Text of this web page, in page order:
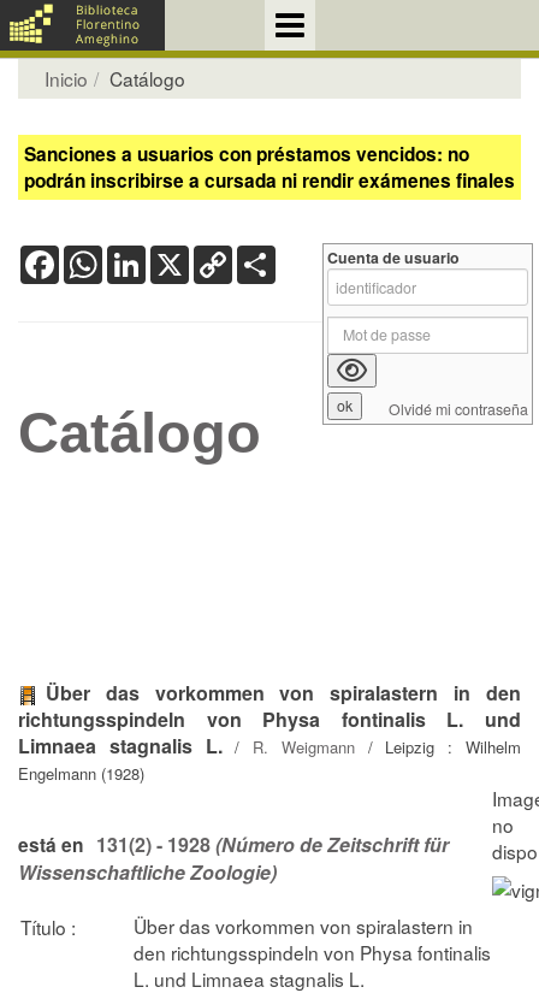
Inicio Catálogo
Sanciones a usuarios con préstamos vencidos: no
podrán inscribirse a cursada ni rendir exámenes finales
FacebookWhatsApp
LinkedIn
X Copy
Link
Catálogo
Über das vorkommen von spiralastern in den
richtungsspindeln von Physa fontinalis L. und
Limnaea stagnalis L./ R. Weigmann/ Leipzig : Wilhelm
Engelmann (1928)
está en 131(2) - 1928(Número de Zeitschrift für
Wissenschaftliche Zoologie)
Título :
Über das vorkommen von spiralastern in
den richtungsspindeln von Physa fontinalis
L. und Limnaea stagnalis L.
Cuenta de usuario
Olvidé mi contraseña